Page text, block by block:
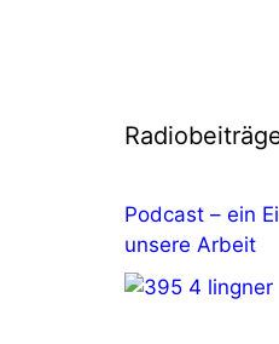
Podcast – ein
unsere Arbeit